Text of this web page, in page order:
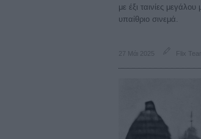
με έξι ταινίες
υπαίθριο σινεμά.
27 Μάι 2025 Flix